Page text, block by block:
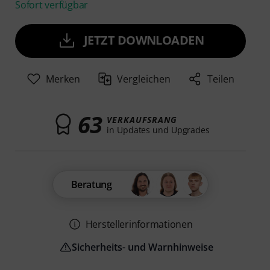
Sofort verfügbar
JETZT DOWNLOADEN
Merken Vergleichen Teilen
63 VERKAUFSRANG
in Updates und Upgrades
Beratung
Herstellerinformationen
Sicherheits- und Warnhinweise